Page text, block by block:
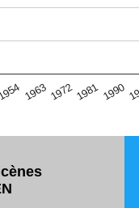
1963 19721981 1990